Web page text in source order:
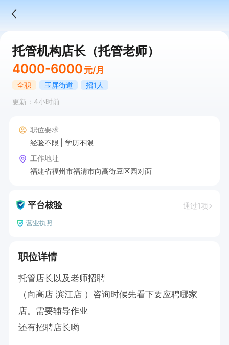
托管机构店长（托管老师）
4000-6000 元/月
全职 玉屏街道
招1人
更新：4小时前
职位要求
经验不限
学历不限
工作地址
福建省福州市福清市向高街豆区园对面
平台核验 通过1项
营业执照
职位详情
托管店长以及老师招聘
（向高店 滨江店 ）咨询时候先看下要应聘哪家
店。需要辅导作业
还有招聘店长哟